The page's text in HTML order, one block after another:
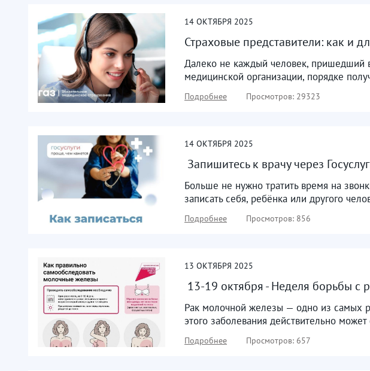
14 ОКТЯБРЯ 2025
Страховые представители: как и
Далеко не каждый человек, пришедший
медицинской организации, порядке
Подробнее Просмотров: 29323
14 ОКТЯБРЯ 2025
Запишитесь к врачу через
Больше не нужно тратить время на
записать себя, ребёнка или другого
Подробнее Просмотров: 856
13 ОКТЯБРЯ 2025
13-19 октября - Неделя борьбы с
Рак молочной железы — одно из самых
этого заболевания действительно
Подробнее Просмотров: 657